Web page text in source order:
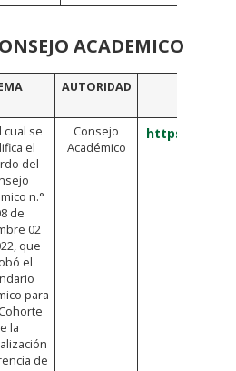
ACADEMICO
AUTORIDAD
cual se
el
del
n.°
de
02
que
el
para
la
de
Consejo
Académico
https://bit.ly/